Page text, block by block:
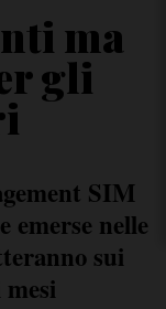
ma
gli
SIM
emerse nelle
sui